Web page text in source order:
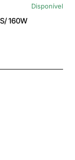
Disponível
160W